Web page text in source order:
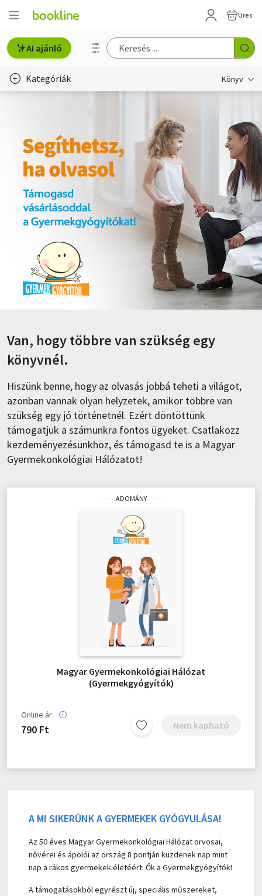
Üres
AI ajánló
Kategóriák Könyv
Gyermek- és ifjúsági
Irodalom
Szakkönyv
Szótár, nyelvkönyv
Társadalomtudomány
Természettudomány
Történelem
Vallás
ADOMÁNY
Magyar Gyermekonkológiai Hálózat
(Gyermekgyógyítók)
Online ár:
790 Ft Nem kapható
Van, hogy többre van szükség egy
könyvnél.
Hiszünk benne, hogy az olvasás jobbá teheti a világot,
azonban vannak olyan helyzetek, amikor többre van
szükség egy jó történetnél. Ezért döntöttünk
támogatjuk a számunkra fontos ügyeket. Csatlakozz
kezdeményezésünkhöz, és támogasd te is a Magyar
Gyermekonkológiai Hálózatot!
A MI SIKERÜNK A GYERMEKEK GYÓGYULÁSA!
Az 50 éves Magyar Gyermekonkológiai Hálózat orvosai,
nővérei és ápolói az ország 8 pontján küzdenek nap mint
nap a rákos gyermekek életéért. Ők a Gyermekgyógyítók!
A támogatásokból egyrészt új, speciális műszereket,